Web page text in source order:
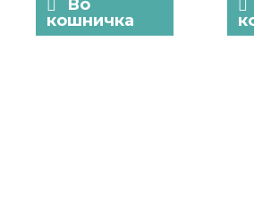
Во
кошничка